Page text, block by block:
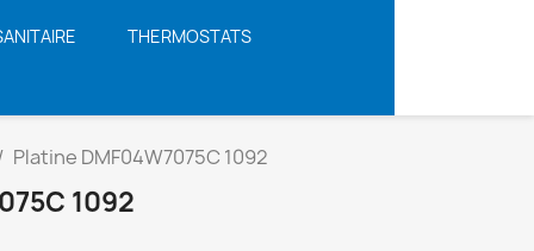
THERMOSTATS
Platine DMF04W7075C 1092
1092